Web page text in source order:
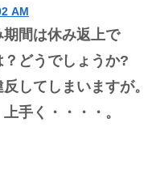
AM
間は休み返上で
どうでしょうか?
してしまいますが。
手く・・・・。